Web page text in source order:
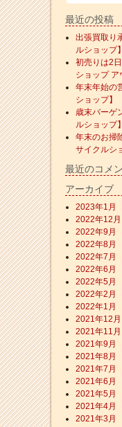
最近の投稿
出張買取り
ルショップ】
初売りは2
ショップ ア
年末年始の
ショップ】
歳末バーゲ
ルショップ】
年末のお掃
サイクルシ
最近のコメ
アーカイブ
2023年1月
2022年12月
2022年9月
2022年8月
2022年7月
2022年6月
2022年5月
2022年2月
2022年1月
2021年12月
2021年11月
2021年9月
2021年8月
2021年7月
2021年6月
2021年5月
2021年4月
2021年3月